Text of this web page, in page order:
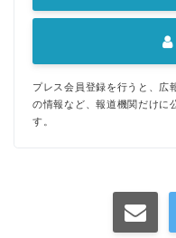
プレス会員登録を行うと、広
の情報など、報道機関だけに
す。